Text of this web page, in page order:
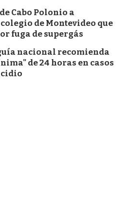
Cabo Polonio a
de Montevideo que
fuga de supergás
nacional recomienda
de 24 horas en casos